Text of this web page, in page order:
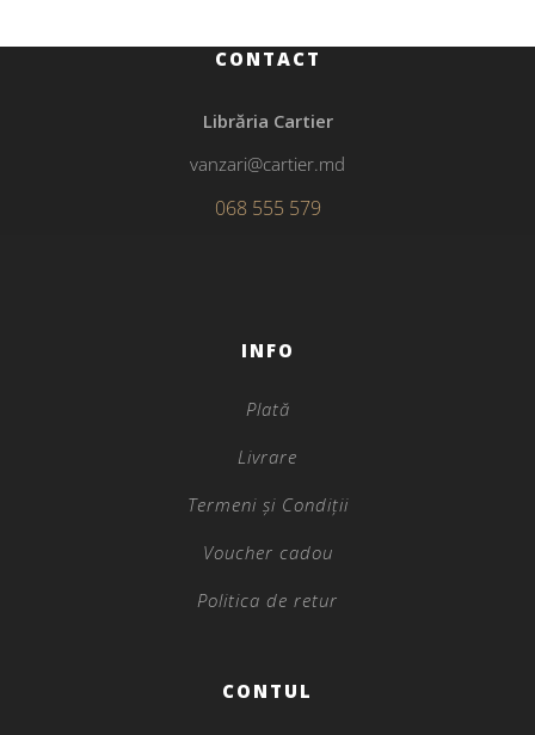
CONTACT
Librăria Cartier
vanzari@cartier.md
068 555 579
INFO
Plată
Livrare
Termeni și Condiții
Voucher cadou
Politica de retur
CONTUL